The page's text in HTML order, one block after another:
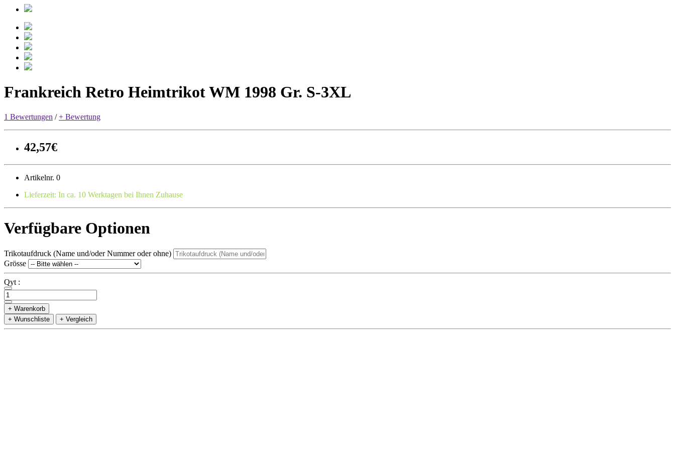
Frankreich Retro Heimtrikot WM 1998 Gr. S-3XL
1 Bewertungen /+ Bewertung
42,57€
Artikelnr. 0
Lieferzeit: In ca. 10 Werktagen bei Ihnen Zuhause
Verfügbare Optionen
Trikotaufdruck (Name und/oder Nummer oder ohne)
Grösse
Qyt :
+ Warenkorb
+ Wunschliste
+ Vergleich